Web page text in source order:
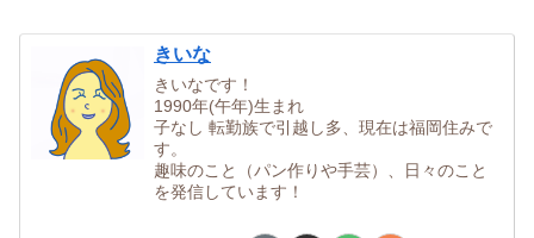
きいな
きいなです！
1990年(午年)生まれ
子なし 転勤族で引越し多、現在は福岡住みで
す。
趣味のこと（パン作りや手芸）、日々のこと
を発信しています！